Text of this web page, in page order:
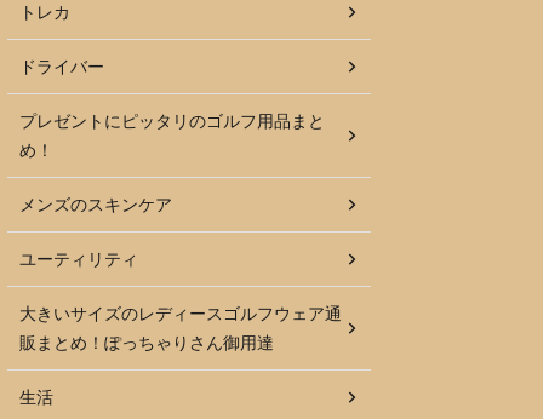
トレカ
ドライバー
プレゼントにピッタリのゴルフ用品まと
め！
メンズのスキンケア
ユーティリティ
大きいサイズのレディースゴルフウェア通
販まとめ！ぽっちゃりさん御用達
生活